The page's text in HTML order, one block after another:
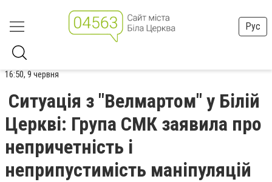
Рус
16:50, 9 червня
Ситуація з "Велмартом" у Білій
Церкві: Група СМК заявила про
непричетність і
неприпустимість маніпуляцій